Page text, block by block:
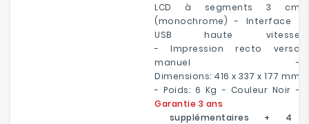
LCD à segments 3 cm
(monochrome) - Interface :
USB haute vitesse
- Impression recto verso
manuel -
Dimensions: 416 x 337 x 177 mm
- Poids: 6 Kg - Couleur Noir -
Garantie 3 ans
supplémentaires + 4